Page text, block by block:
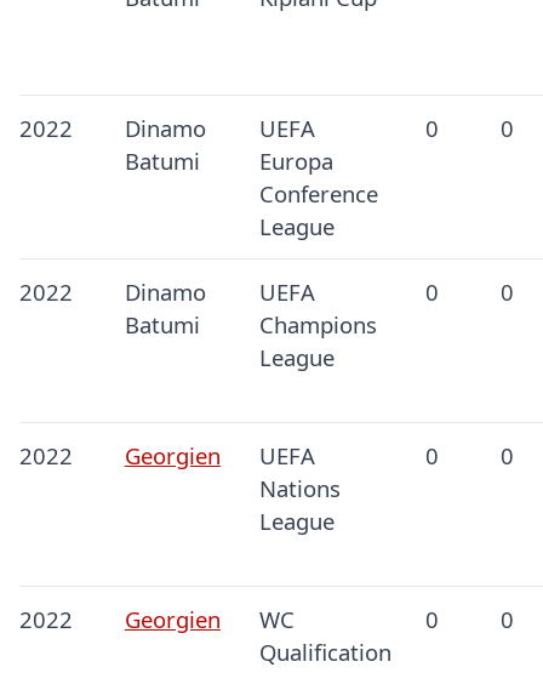
2022
Dinamo
Batumi
UEFA
Europa
Conference
League
0 0
2022
Dinamo
Batumi
UEFA
Champions
League
0 0
2022 Georgien
UEFA
Nations
League
0 0
2022 Georgien
WC
Qualification
0 0